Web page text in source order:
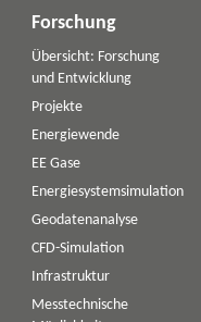
Forschung
Übersicht: Forschung
und Entwicklung
Projekte
Energiewende
EE Gase
Energiesystemsimulation
Geodatenanalyse
CFD-Simulation
Infrastruktur
Messtechnische